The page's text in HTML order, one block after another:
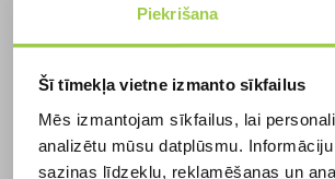
Piekrišana
Šī tīmekļa vietne izmanto sīkfailus
Mēs izmantojam sīkfailus, lai
analizētu mūsu datplūsmu.
saziņas līdzekļu, reklamēšanas un
ir
struktūra nodrošina gan
sarežģītiem apstākļiem.